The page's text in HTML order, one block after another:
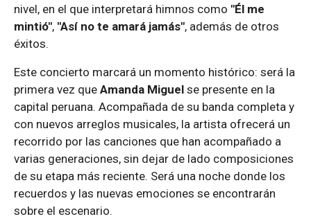
nivel, en el que interpretará himnos como "Él me
mintió", "Así no te amará jamás", además de otros
éxitos.
Este concierto marcará un momento histórico: será la
primera vez que Amanda Miguel se presente en la
capital peruana. Acompañada de su banda completa y
con nuevos arreglos musicales, la artista ofrecerá un
recorrido por las canciones que han acompañado a
varias generaciones, sin dejar de lado composiciones
de su etapa más reciente. Será una noche donde los
recuerdos y las nuevas emociones se encontrarán
sobre el escenario.